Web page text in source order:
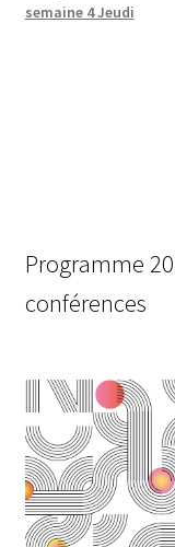
semaine 4 Jeudi
Programme
conférences